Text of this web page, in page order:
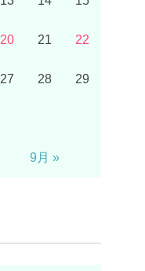
20 21 22
27 28 29
9月 »